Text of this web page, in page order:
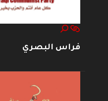
فراس البصري